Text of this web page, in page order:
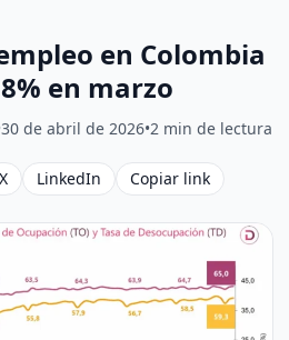
en Colombia
en marzo
30 de abril de 2026•2 min de lectura
X LinkedIn Copiar link